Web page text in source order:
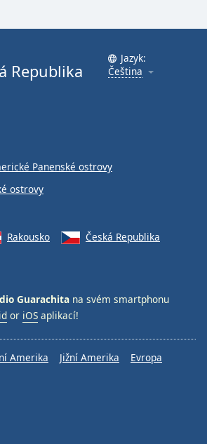
Republika
Jazyk:
Čeština
Panenské ostrovy
ostrovy
Rakousko
Česká Republika
Guarachita na svém smartphonu
or iOS aplikací!
Amerika Jižní Amerika
Evropa